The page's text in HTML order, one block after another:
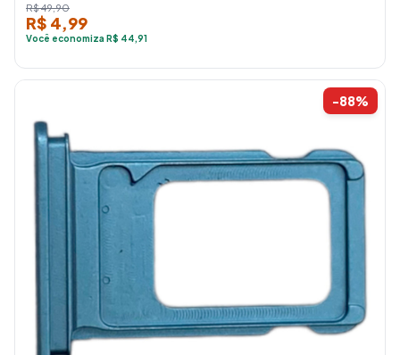
R$ 49,90
R$ 4,99
Você economiza R$ 44,91
-88%